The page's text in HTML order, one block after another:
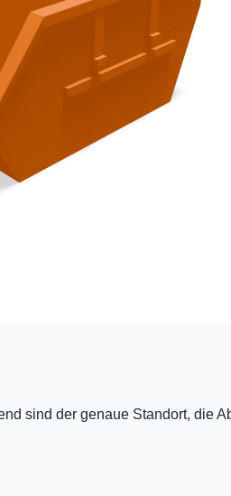
sind der genaue Standort, die